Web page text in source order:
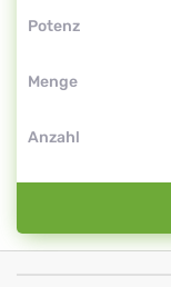
Potenz
Menge
Anzahl